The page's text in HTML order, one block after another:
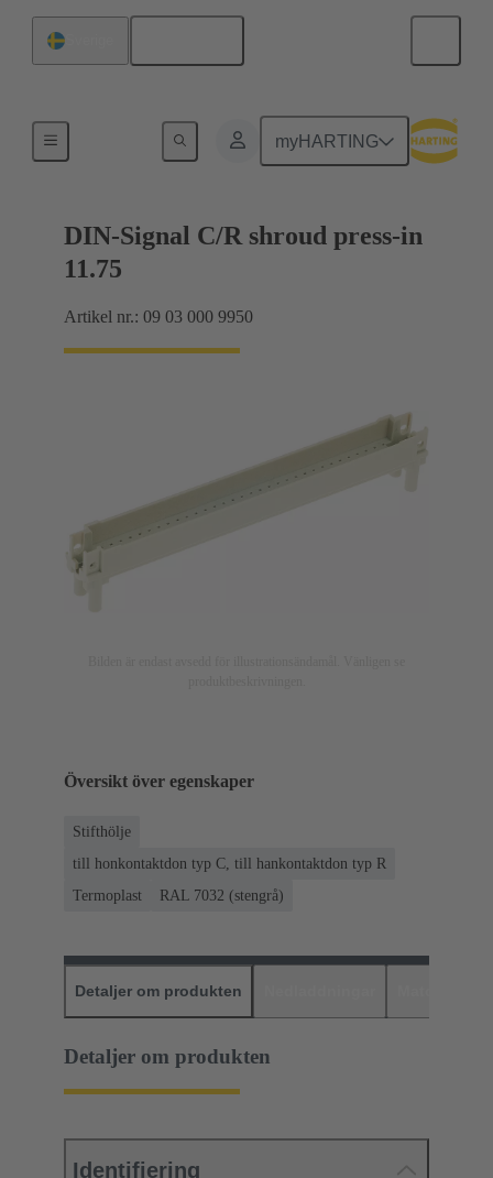
myHARTING
Förbindning moderkort till dotterkort
DIN-Signal C/R shroud press-in
11.75
Artikel nr.: 09 03 000 9950
Översikt över egenskaper
Stifthölje
till honkontaktdon typ C, till hankontaktdon typ R
Termoplast
RAL 7032 (stengrå)
Detaljer om produkten
Detaljer om produkten
Identifiering